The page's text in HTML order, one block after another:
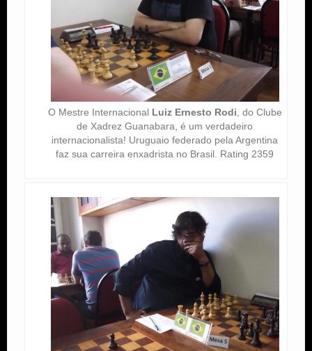
O Mestre Internacional Luiz Ernesto Rodi, do Clube
de Xadrez Guanabara, é um verdadeiro
internacionalista! Uruguaio federado pela Argentina
faz sua carreira enxadrista no Brasil. Rating 2359